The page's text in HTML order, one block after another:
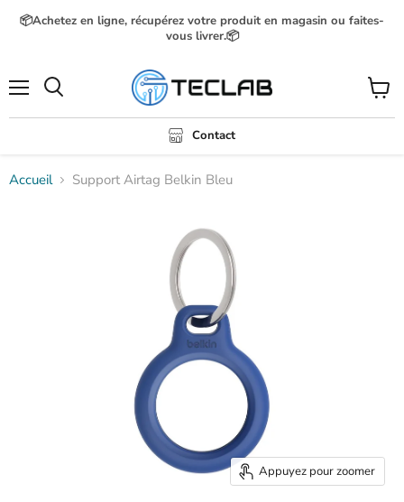
📦Achetez en ligne, récupérez votre produit en magasin ou faites-
vous livrer.📦
Contact
Voir
le
Accueil Support Airtag Belkin Bleu
Appuyez pour zoomer